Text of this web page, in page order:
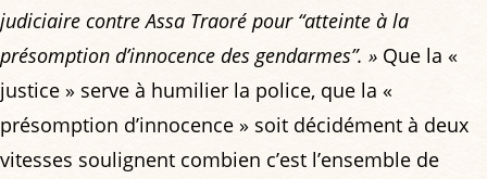
judiciaire contre Assa Traoré pour “atteinte à la
présomption d’innocence des gendarmes”. » Que la «
justice » serve à humilier la police, que la «
présomption d’innocence » soit décidément à deux
vitesses soulignent combien c’est l’ensemble de